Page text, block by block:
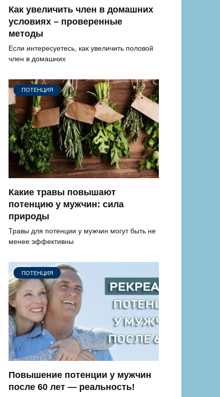
Как увеличить член в домашних
условиях – проверенные
методы
Если интересуетесь, как увеличить половой
член в домашних
ПОТЕНЦИЯ
Какие травы повышают
потенцию у мужчин: сила
природы
Травы для потенции у мужчин могут быть не
менее эффективны
ПОТЕНЦИЯ
Повышение потенции у мужчин
после 60 лет — реальность!